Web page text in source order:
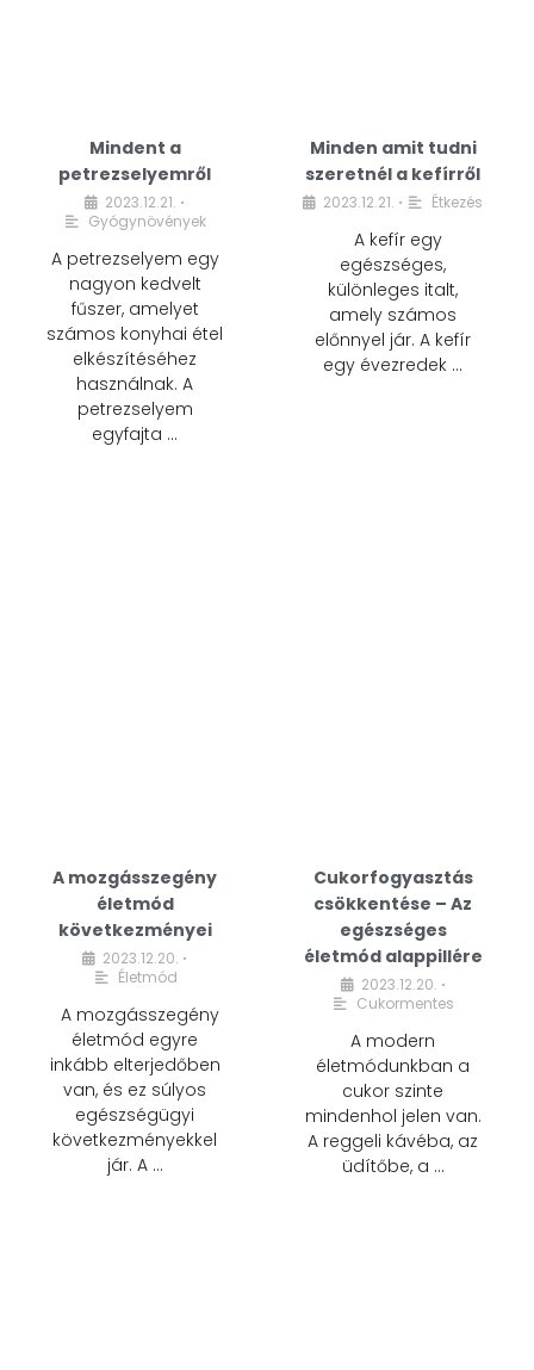
Mindent a
petrezselyemről
2023.12.21. •
Gyógynövények
A petrezselyem egy
nagyon kedvelt
fűszer, amelyet
számos konyhai étel
elkészítéséhez
használnak. A
petrezselyem
egyfajta …
Minden amit tudni
szeretnél a kefírről
2023.12.21. • Étkezés
A kefír egy
egészséges,
különleges italt,
amely számos
előnnyel jár. A kefír
egy évezredek …
A mozgásszegény
életmód
következményei
2023.12.20. •
Életmód
A mozgásszegény
életmód egyre
inkább elterjedőben
van, és ez súlyos
egészségügyi
következményekkel
jár. A …
Cukorfogyasztás
csökkentése – Az
egészséges
életmód alappillére
2023.12.20. •
Cukormentes
A modern
életmódunkban a
cukor szinte
mindenhol jelen van.
A reggeli kávéba, az
üdítőbe, a …